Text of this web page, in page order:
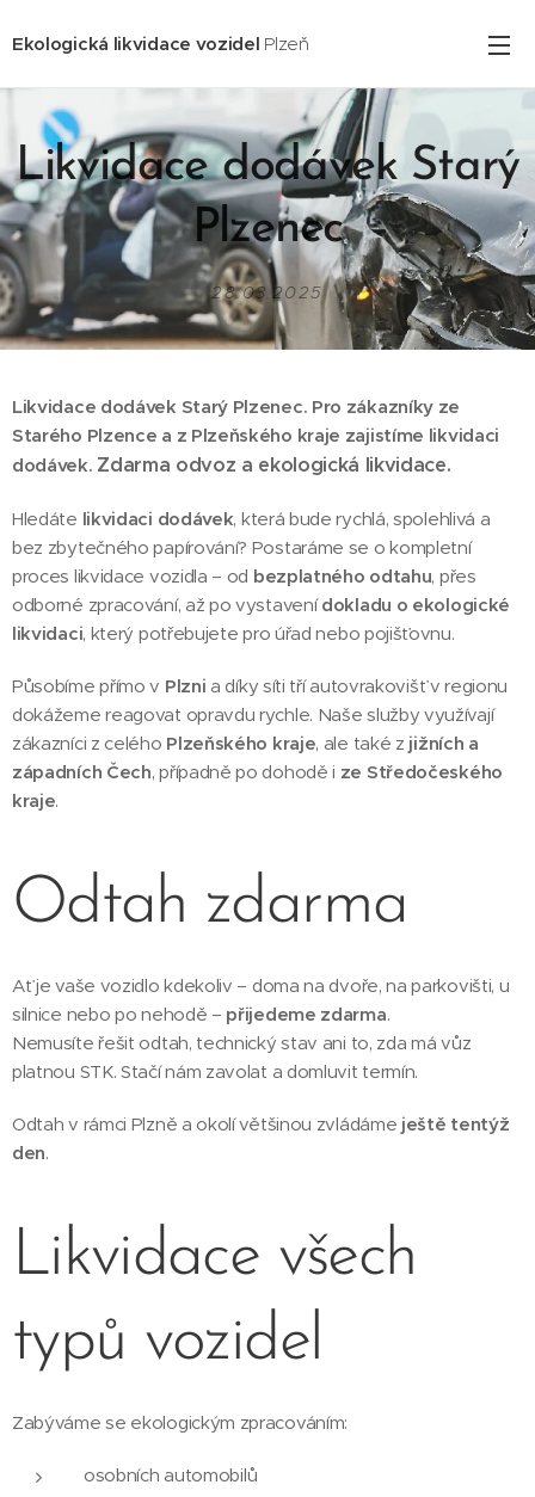
Ekologická likvidace vozidel Plzeň
Likvidace dodávek Starý
Plzenec
28.03.2025
Likvidace dodávek Starý Plzenec. Pro zákazníky ze
Starého Plzence a z Plzeňského kraje zajistíme likvidaci
dodávek. Zdarma odvoz a ekologická likvidace.
Hledáte likvidaci dodávek, která bude rychlá, spolehlivá a
bez zbytečného papírování? Postaráme se o kompletní
proces likvidace vozidla – od bezplatného odtahu, přes
odborné zpracování, až po vystavenídokladu o ekologické
likvidaci, který potřebujete pro úřad nebo pojišťovnu.
Působíme přímo v Plzni a díky síti tří autovrakovišť v regionu
dokážeme reagovat opravdu rychle. Naše služby využívají
zákazníci z celého Plzeňského kraje, ale také z jižních a
západních Čech, případně po dohodě i ze Středočeského
kraje.
Odtah zdarma
Ať je vaše vozidlo kdekoliv – doma na dvoře, na parkovišti, u
silnice nebo po nehodě – přijedeme zdarma.
Nemusíte řešit odtah, technický stav ani to, zda má vůz
platnou STK. Stačí nám zavolat a domluvit termín.
Odtah v rámci Plzně a okolí většinou zvládáme ještě tentýž
den.
Likvidace všech
typů vozidel
Zabýváme se ekologickým zpracováním:
osobních automobilů